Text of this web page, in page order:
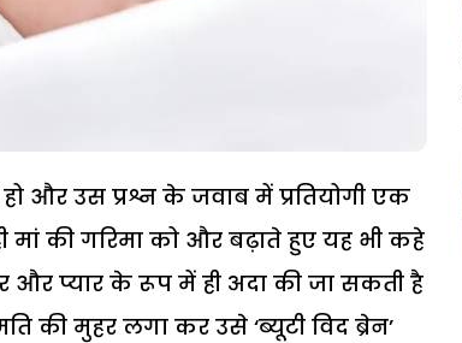
और उस प्रश्न के जवाब में प्रतियोगी एक
मां की गरिमा को और बढ़ाते हुए यह भी कहे
प्यार के रूप में ही अदा की जा सकती है
मुहर लगा कर उसे ‘ब्यूटी विद ब्रेन’